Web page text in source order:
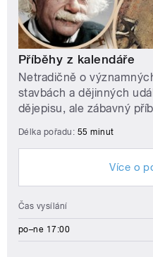
Příběhy z kalendáře
Netradičně o
stavbách a dějinných
dějepisu, ale zábavný
Délka pořadu: 55 minut
Více o
Čas vysílání
po–ne 17:00